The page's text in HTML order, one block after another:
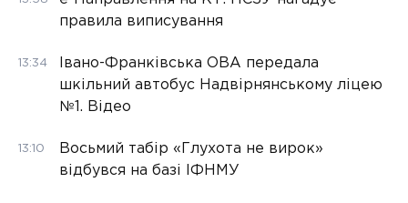
правила виписування
13:34
Івано-Франківська ОВА передала
шкільний автобус Надвірнянському ліцею
№1. Відео
13:10
Восьмий табір «Глухота не вирок»
відбувся на базі ІФНМУ